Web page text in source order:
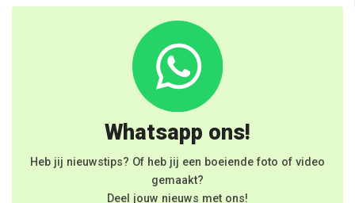
Whatsapp ons!
Heb jij nieuwstips? Of heb jij een boeiende foto of video
gemaakt?
Deel jouw nieuws met ons!